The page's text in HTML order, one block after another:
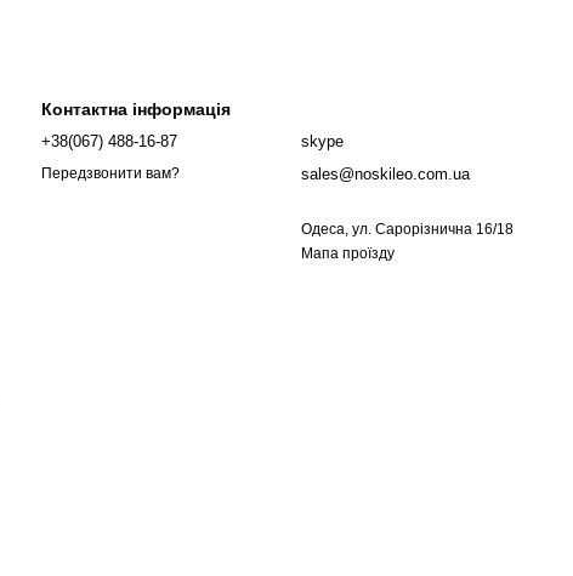
Контактна інформація
+38(067) 488-16-87
Передзвонити вам?
skype
sales@noskileo.com.ua
Одеса, ул. Сарорізнична 16/18
Мапа проїзду